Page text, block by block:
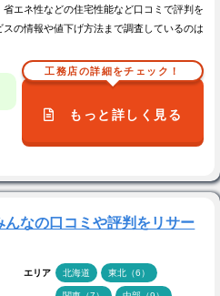
エネ性などの住宅性能など口コミで評判を
の情報や値下げ方法まで調査しているのは
工務店の詳細をチェック！
もっと詳しく見る
なの口コミや評判をリサー
エリア 北海道 東北（6）